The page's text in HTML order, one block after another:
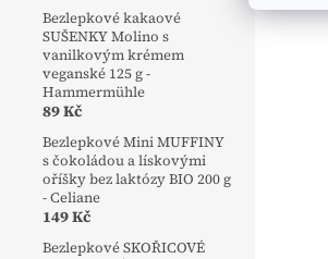
Bezlepkové kakaové
SUŠENKY Molino s
vanilkovým krémem
veganské 125 g -
Hammermühle
89 Kč
Bezlepkové Mini MUFFINY
s čokoládou a lískovými
oříšky bez laktózy BIO 200 g
- Celiane
149 Kč
Bezlepkové SKOŘICOVÉ